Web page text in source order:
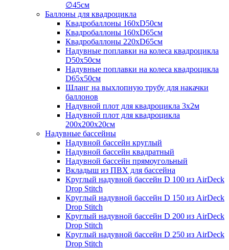
∅45см
Баллоны для квадроцикла
Квадробаллоны 160хD50см
Квадробаллоны 160хD65см
Квадробаллоны 220хD65см
Надувные поплавки на колеса квадроцикла
D50х50см
Надувные поплавки на колеса квадроцикла
D65х50см
Шланг на выхлопную трубу для накачки
баллонов
Надувной плот для квадроцикла 3х2м
Надувной плот для квадроцикла
200х200х20см
Надувные бассейны
Надувной бассейн круглый
Надувной бассейн квадратный
Надувной бассейн прямоугольный
Вкладыш из ПВХ для бассейна
Круглый надувной бассейн D 100 из AirDeck
Drop Stitch
Круглый надувной бассейн D 150 из AirDeck
Drop Stitch
Круглый надувной бассейн D 200 из AirDeck
Drop Stitch
Круглый надувной бассейн D 250 из AirDeck
Drop Stitch